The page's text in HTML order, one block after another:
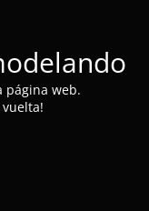
página web.
vuelta!